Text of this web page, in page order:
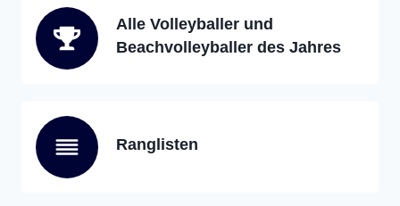
Alle Volleyballer und
Beachvolleyballer des Jahres
Ranglisten